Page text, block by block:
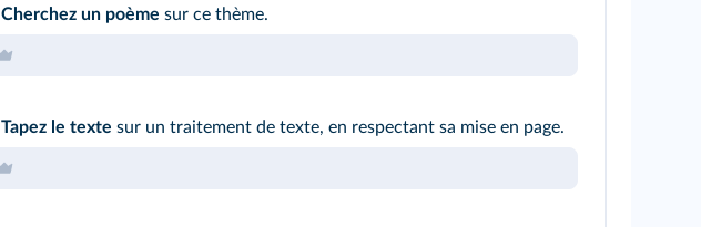
Cherchez un poème sur ce thème.
Tapez le texte sur un traitement de texte, en respectant sa mise en page.